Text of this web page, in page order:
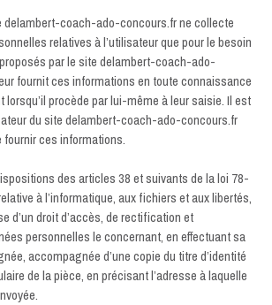
delambert-coach-ado-concours.fr ne collecte
relatives à l’utilisateur que pour le besoin
par le site delambert-coach-ado-
fournit ces informations en toute connaissance
lorsqu’il procède par lui-même à leur saisie. Il est
du site delambert-coach-ado-concours.fr
fournir ces informations.
des articles 38 et suivants de la loi 78-
à l’informatique, aux fichiers et aux libertés,
d’un droit d’accès, de rectification et
personnelles le concernant, en effectuant sa
accompagnée d’une copie du titre d’identité
de la pièce, en précisant l’adresse à laquelle